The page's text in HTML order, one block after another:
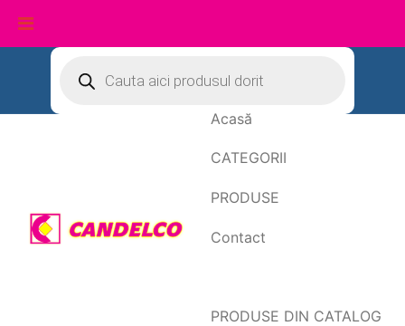
conținut
search
Acasă
CATEGORII
PRODUSE
Contact
PRODUSE DIN CATALOG